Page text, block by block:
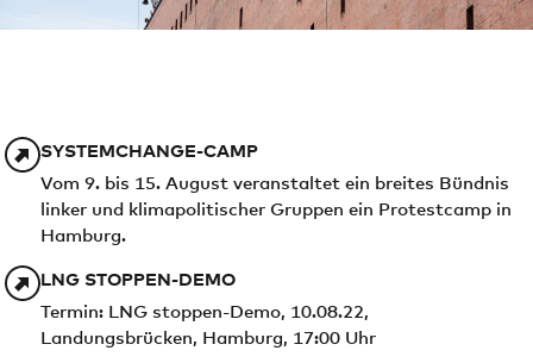
SYSTEMCHANGE-CAMP
Vom 9. bis 15. August veranstaltet ein breites Bündnis
linker und klimapolitischer Gruppen ein Protestcamp in
Hamburg.
LNG STOPPEN-DEMO
Termin: LNG stoppen-Demo, 10.08.22,
Landungsbrücken, Hamburg, 17:00 Uhr